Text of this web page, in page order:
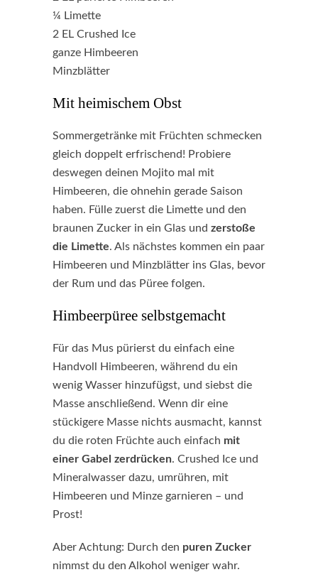
¼ Limette
2 EL Crushed Ice
ganze Himbeeren
Minzblätter
Mit heimischem Obst
Sommergetränke mit Früchten schmecken
gleich doppelt erfrischend! Probiere
deswegen deinen Mojito mal mit
Himbeeren, die ohnehin gerade Saison
haben. Fülle zuerst die Limette und den
braunen Zucker in ein Glas und zerstoße
die Limette. Als nächstes kommen ein paar
Himbeeren und Minzblätter ins Glas, bevor
der Rum und das Püree folgen.
Himbeerpüree selbstgemacht
Für das Mus pürierst du einfach eine
Handvoll Himbeeren, während du ein
wenig Wasser hinzufügst, und siebst die
Masse anschließend. Wenn dir eine
stückigere Masse nichts ausmacht, kannst
du die roten Früchte auch einfach mit
einer Gabel zerdrücken. Crushed Ice und
Mineralwasser dazu, umrühren, mit
Himbeeren und Minze garnieren – und
Prost!
Aber Achtung: Durch den puren Zucker
nimmst du den Alkohol weniger wahr.